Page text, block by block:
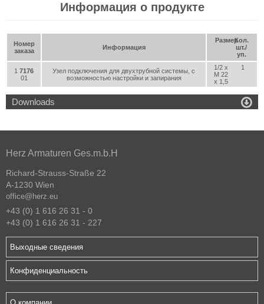
Информация о продукте
Номер
заказа
Информация
РазмерКол.
шт./
уп.
1 7176
01
Узел подключения для двухтрубной системы, с
возможностью настройки и запирания
1/2 x
M 22
x 1,5
1
Downloads 
Herz Armaturen Ges.m.b.H
Richard-Strauss-Straße 22
A-1230 Wien
office@herz.eu
+43 (0) 1 616 26 31 - 0
+43 (0) 1 616 26 31 - 227
Выходные сведения
Конфиденциальность